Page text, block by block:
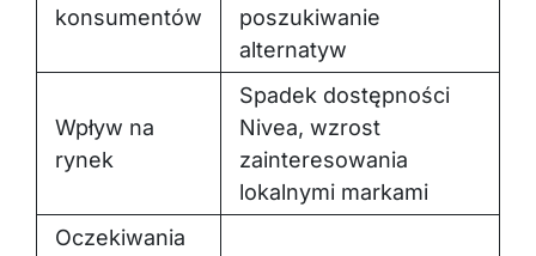
konsumentów
poszukiwanie
alternatyw
Wpływ na
rynek
Spadek dostępności
Nivea, wzrost
zainteresowania
lokalnymi markami
Oczekiwania